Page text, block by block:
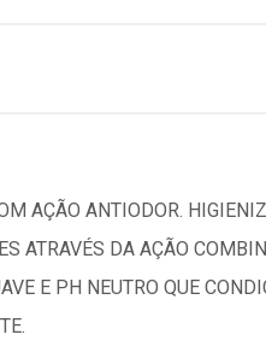
AÇÃO ANTIODOR.
ATRAVÉS DA AÇÃO
E PH NEUTRO QUE